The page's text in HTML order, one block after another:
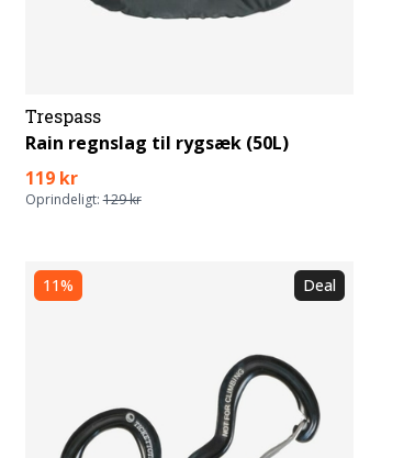
Trespass
Rain regnslag til rygsæk (50L)
119 kr
Oprindeligt:129 kr
11% Deal